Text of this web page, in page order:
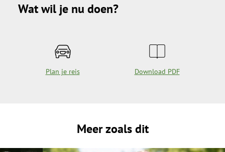
Wat wil je nu doen?
Plan je reis Download PDF
Meer zoals dit